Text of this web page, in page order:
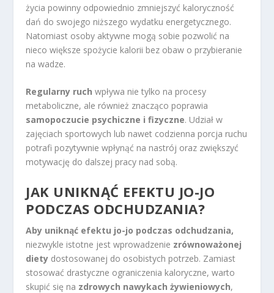
życia powinny odpowiednio zmniejszyć kaloryczność
dań do swojego niższego wydatku energetycznego.
Natomiast osoby aktywne mogą sobie pozwolić na
nieco większe spożycie kalorii bez obaw o przybieranie
na wadze.
Regularny ruch wpływa nie tylko na procesy
metaboliczne, ale również znacząco poprawia
samopoczucie psychiczne i fizyczne. Udział w
zajęciach sportowych lub nawet codzienna porcja ruchu
potrafi pozytywnie wpłynąć na nastrój oraz zwiększyć
motywację do dalszej pracy nad sobą.
JAK UNIKNĄĆ EFEKTU JO-JO
PODCZAS ODCHUDZANIA?
Aby uniknąć efektu jo-jo podczas odchudzania,
niezwykle istotne jest wprowadzenie zrównoważonej
diety dostosowanej do osobistych potrzeb. Zamiast
stosować drastyczne ograniczenia kaloryczne, warto
skupić się na zdrowych nawykach żywieniowych,